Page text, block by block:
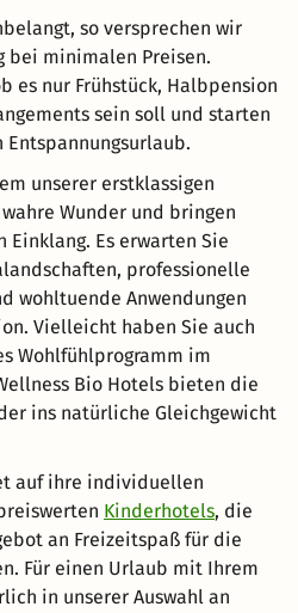
so versprechen wir
bei minimalen Preisen.
es nur Frühstück, Halbpension
sein soll und starten
unserer erstklassigen
Wunder und bringen
Einklang. Es erwarten Sie
professionelle
wohltuende Anwendungen
Vielleicht haben Sie auch
Wohlfühlprogramm im
Bio Hotels bieten die
ins natürliche Gleichgewicht
auf ihre individuellen
Kinderhotels, die
an Freizeitspaß für die
Für einen Urlaub mit Ihrem
in unserer Auswahl an